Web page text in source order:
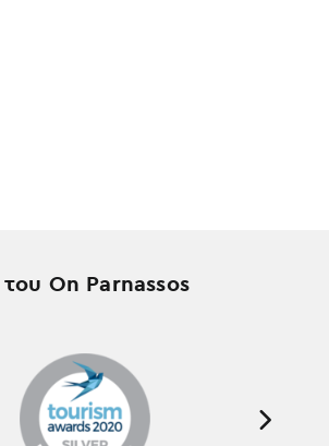
On Parnassos